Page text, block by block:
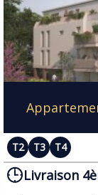
T2 T3 T4
Livraison